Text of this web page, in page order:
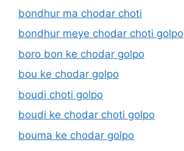
bondhur ma chodar choti
bondhur meye chodar choti golpo
boro bon ke chodar golpo
bou ke chodar golpo
boudi choti golpo
boudi ke chodar choti golpo
bouma ke chodar golpo